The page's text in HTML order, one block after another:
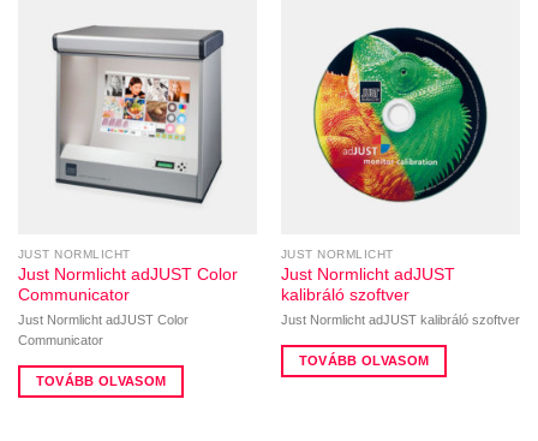
JUST NORMLICHT
Just Normlicht adJUST Color
Communicator
Just Normlicht adJUST Color
Communicator
TOVÁBB OLVASOM
JUST NORMLICHT
Just Normlicht adJUST
kalibráló szoftver
Just Normlicht adJUST kalibráló szoftver
TOVÁBB OLVASOM